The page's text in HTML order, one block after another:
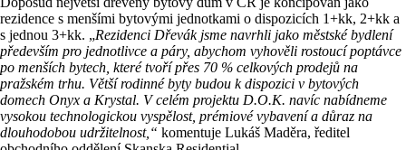
rezidence s menšími bytovými jednotkami o dispozicích 1+kk, 2+kk a
s jednou 3+kk. „Rezidenci Dřevák jsme navrhli jako městské bydlení
především pro jednotlivce a páry, abychom vyhověli rostoucí poptávce
po menších bytech, které tvoří přes 70 % celkových prodejů na
pražském trhu. Větší rodinné byty budou k dispozici v bytových
domech Onyx a Krystal. V celém projektu D.O.K. navíc nabídneme
vysokou technologickou vyspělost, prémiové vybavení a důraz na
dlouhodobou udržitelnost,“ komentuje Lukáš Maděra, ředitel